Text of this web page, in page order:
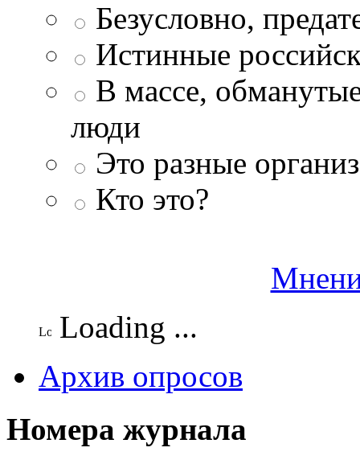
Безусловно,
Истинные
В массе,
люди
Это разные
Кто это?
Loading ...
Архив опросов
Номера журнала